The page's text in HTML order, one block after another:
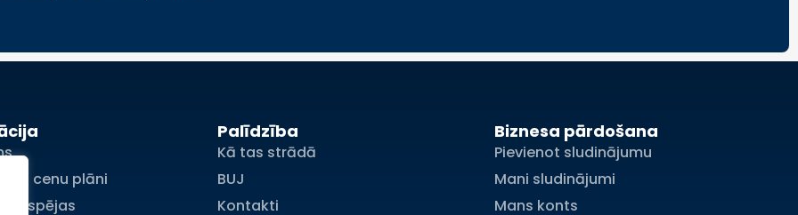
cenu plāni
iespējas
Palīdzība
Kā tas strādā
BUJ
Kontakti
Biznesa pārdošana
Pievienot sludinājumu
Mani sludinājumi
Mans konts